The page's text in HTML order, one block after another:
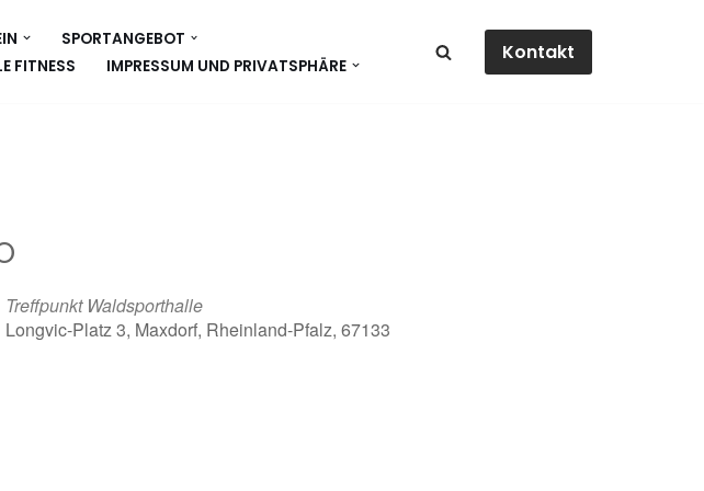
SPORTANGEBOT
FITNESS IMPRESSUM UND PRIVATSPHÄRE
Kontakt
Treffpunkt Waldsporthalle
Longvic-Platz 3, Maxdorf, Rheinland-Pfalz, 67133